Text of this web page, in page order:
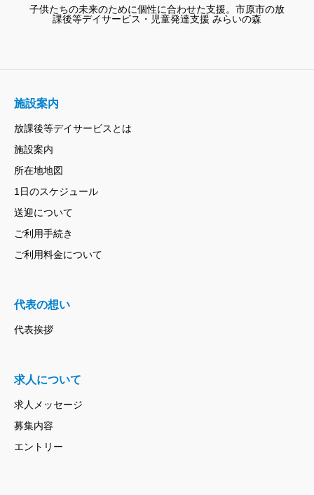
子供たちの未来のために個性に合わせた支援。市原市の放
課後等デイサービス・児童発達支援 みらいの森
施設案内
放課後等デイサービスとは
施設案内
所在地地図
1日のスケジュール
送迎について
ご利用手続き
ご利用料金について
代表の想い
代表挨拶
求人について
求人メッセージ
募集内容
エントリー